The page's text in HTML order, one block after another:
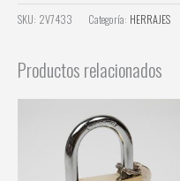
SKU: 2V7433 Categoría: HERRAJES
Productos relacionados